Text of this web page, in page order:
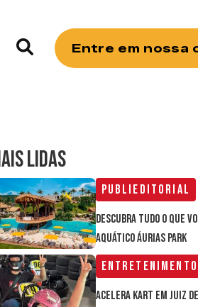
Entre em nossa
LIDAS
Publieditorial
Descubra tudo o que
aquático Áurias Park
Entretenimento
Acelera Kart em Juiz